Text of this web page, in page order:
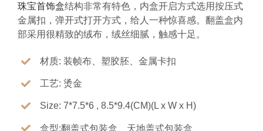
珠宝首饰盒结构非常有特色，内盒开启方式选用按压式
金属扣，弹开式打开方式，给人一种惊喜感。翻盖盒内
部采用很精致的绒布，绒丝细腻，触感十足。
材质: 装帧布、塑胶胚、金属卡扣
工艺: 烫金
Size: 7*7.5*6 , 8.5*9.4(CM)(L x W x H)
盒型:翻盖式包装盒、天地盖式包装盒